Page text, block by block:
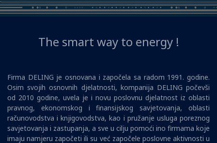
The smart way to energy !
Firma DELING je osnovana i započela sa radom 1991. godine.
Osim svojih osnovnih djelatnosti, kompanija DELING počevši
od 2010 godine, uvela je i novu poslovnu djelatnost iz oblasti
pravnog, ekonomskog i finansijskog savjetovanja, oblasti
računovodstva i knjigovodstva, kao i pružanje usluga poreznog
savjetovanja i zastupanja, a sve u cilju pomoći ino firmama koje
imaju namjeru započeti ili su već započele poslovne aktivnosti u